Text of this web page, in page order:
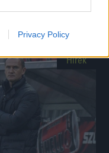
Privacy Policy
|
Hírek